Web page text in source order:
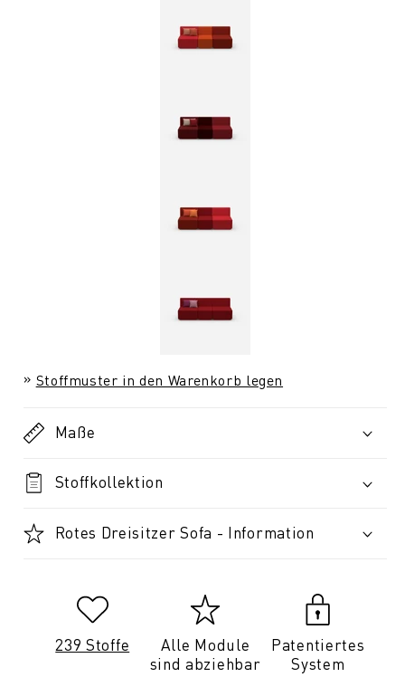
Stoffmuster in den Warenkorb legen
Maße
Stoffkollektion
Rotes Dreisitzer Sofa - Information
239 Stoffe
Alle Module
sind abziehbar
Patentiertes
System